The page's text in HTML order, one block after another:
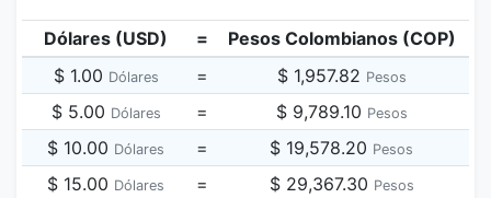
Dólares (USD) =
Pesos Colombianos (COP)
$ 1.00 Dólares = $ 1,957.82 Pesos
$ 5.00 Dólares = $ 9,789.10 Pesos
$ 10.00 Dólares = $ 19,578.20 Pesos
$ 15.00 Dólares = $ 29,367.30 Pesos